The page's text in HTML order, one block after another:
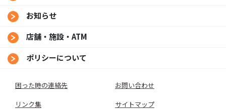
お知らせ
店舗・施設・ATM
ポリシーについて
困った時の連絡先
お問い合わせ
リンク集
サイトマップ